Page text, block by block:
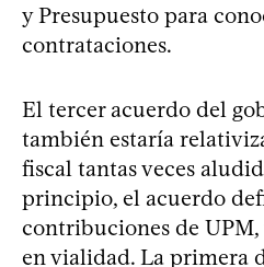
y Presupuesto para
contrataciones.
El tercer acuerdo del
también estaría
fiscal tantas veces
principio, el acuerdo
contribuciones de
en vialidad. La primera